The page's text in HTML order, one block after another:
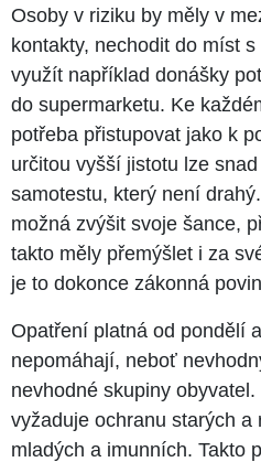
Osoby v riziku by měly v
kontakty, nechodit do míst
využít například donášky
do supermarketu. Ke
potřeba přistupovat jako k
určitou vyšší jistotu lze
samotestu, který není
možná zvýšit svoje šance,
takto měly přemýšlet i za
je to dokonce zákonná
Opatření platná od pondělí
nepomáhají, neboť
nevhodné skupiny
vyžaduje ochranu starých a
mladých a imunních. Takto